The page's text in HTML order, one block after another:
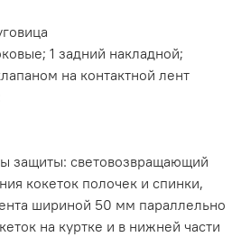
1 задний накладной;
на контактной лент
защиты: световозвращающий
кокеток полочек и спинки,
шириной 50 мм параллельно
на куртке и в нижней части